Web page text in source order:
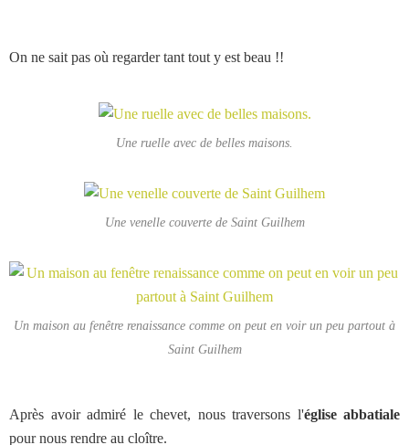
On ne sait pas où regarder tant tout y est beau !!
Une ruelle avec de belles maisons.
Une venelle couverte de Saint Guilhem
Un maison au fenêtre renaissance comme on peut en voir un peu partout à
Saint Guilhem
Après avoir admiré le chevet, nous traversons l'église abbatiale
pour nous rendre au cloître.